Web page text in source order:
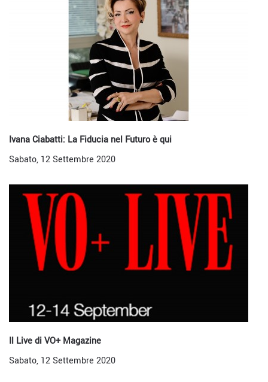
Ivana Ciabatti: La Fiducia nel Futuro è qui
Sabato, 12 Settembre 2020
Il Live di VO+ Magazine
Sabato, 12 Settembre 2020